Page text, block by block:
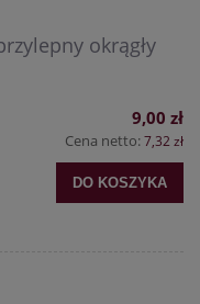
okrągły
9,00 zł
Cena netto:7,32 zł
DO KOSZYKA